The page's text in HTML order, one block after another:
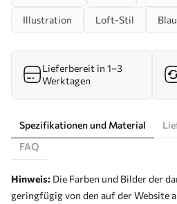
Illustration Loft-Stil Blau
Lieferbereit in 1–3
Werktagen
Spezifikationen und Material
FAQ
Hinweis: Die Farben und Bilder der
geringfügig von den auf der Website